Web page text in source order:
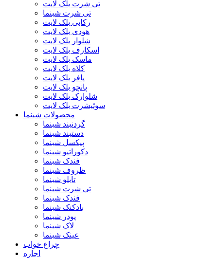
تی شرت بلک لایت
تی شرت شبنما
رکابی بلک لایت
هودی بلک لایت
شلوار بلک لایت
اسکارف بلک لایت
ماسک بلک لایت
کلاه بلک لایت
پافر بلک لایت
پانچو بلک لایت
شلوارک بلک لایت
سوئیشرت بلک لایت
محصولات شبنما
گردنبند شبنما
دستبند شبنما
پیکسل شبنما
دکوراتیو شبنما
فندک شبنما
ظروف شبنما
تابلو شبنما
تی شرت شبنما
فندک شبنما
بادکنک شبنما
پودر شبنما
لاک شبنما
عینک شبنما
چراغ خواب
اجاره